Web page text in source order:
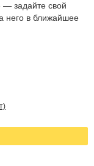
— задайте свой
него в ближайшее